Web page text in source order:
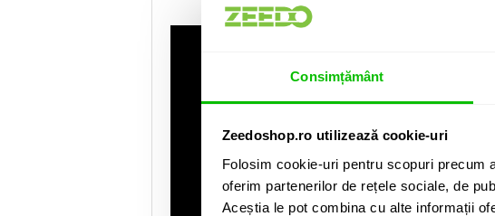
Consimțământ
Zeedoshop.ro utilizează cookie-uri
Folosim cookie-uri pentru scopuri precum
oferim partenerilor de rețele sociale, de
Aceștia le pot combina cu alte informații